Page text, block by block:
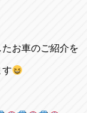
お車のご紹介を
す